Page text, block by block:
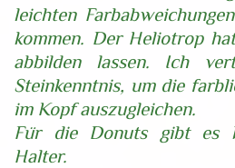
leichten
kommen. Der Heliotrop
abbilden lassen. Ich
Steinkenntnis, um die
im Kopf auszugleichen.
Für die Donuts gibt es
Halter.